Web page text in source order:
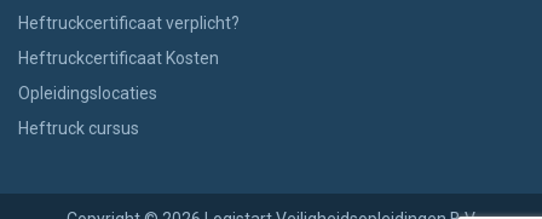
Heftruckcertificaat verplicht?
Heftruckcertificaat Kosten
Opleidingslocaties
Heftruck cursus